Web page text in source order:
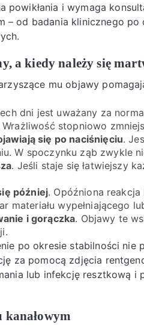
powikłania i wymaga
– od badania klinicznego
a kiedy należy się
mu objawy
dni jest uważany za
stopniowo
się po naciśnięciu.
W spoczynku ząb zwykle
. Jeśli staje się łatwiejszy
później. Opóźniona
materiału wypełniającego
i gorączka. Objawy te
po okresie stabilności nie
za pomocą zdjęcia
lub infekcję resztkową
kanałowym